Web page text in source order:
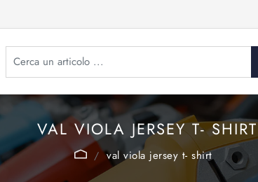
VAL VIOLA JERSEY T- SHIRT
val viola jersey t- shirt